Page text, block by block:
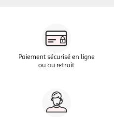
Paiement sécurisé en ligne
ou au retrait